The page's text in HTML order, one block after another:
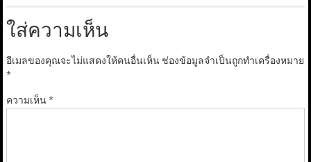
ใส่ความเห็น
อีเมลของคุณจะไม่แสดงให้คนอื่นเห็น ช่องข้อมูลจำเป็นถูกทำเครื่องหมาย
*
ความเห็น*